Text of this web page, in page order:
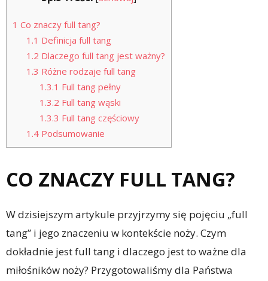
1 Co znaczy full tang?
1.1 Definicja full tang
1.2 Dlaczego full tang jest ważny?
1.3 Różne rodzaje full tang
1.3.1 Full tang pełny
1.3.2 Full tang wąski
1.3.3 Full tang częściowy
1.4Podsumowanie
CO ZNACZY FULL TANG?
W dzisiejszym artykule przyjrzymy się pojęciu „full
tang” i jego znaczeniu w kontekście noży. Czym
dokładnie jest full tang i dlaczego jest to ważne dla
miłośników noży? Przygotowaliśmy dla Państwa